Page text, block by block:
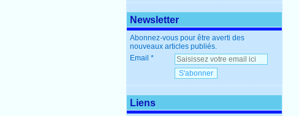
Newsletter
Abonnez-vous pour être averti des
nouveaux articles publiés.
Email
Liens